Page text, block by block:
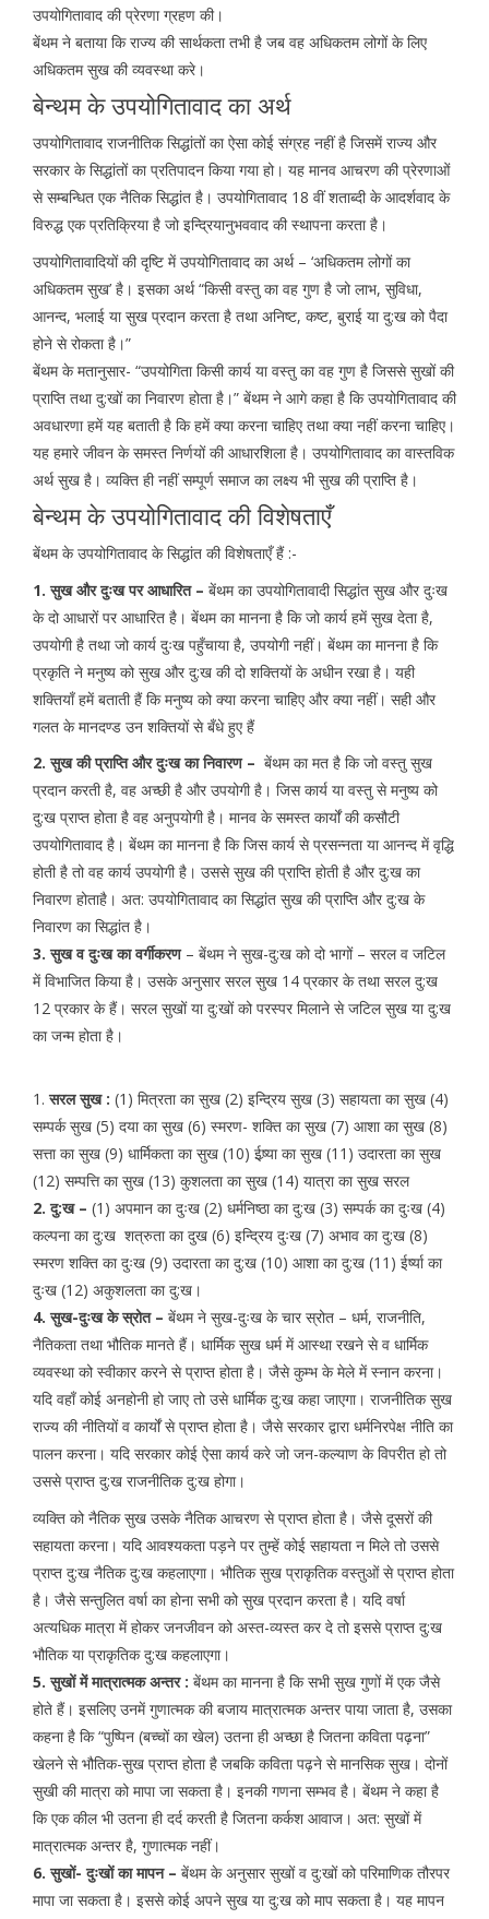
उपयोगितावाद की प्रेरणा ग्रहण की।
बेंथम ने बताया कि राज्य की सार्थकता तभी है जब वह अधिकतम लोगों के लिए
अधिकतम सुख की व्यवस्था करे।
बेन्थम के उपयोगितावाद का अर्थ
उपयोगितावाद राजनीतिक सिद्धांतों का ऐसा कोई संग्रह नहीं है जिसमें राज्य और
सरकार के सिद्धांतों का प्रतिपादन किया गया हो। यह मानव आचरण की प्रेरणाओं
से सम्बन्धित एक नैतिक सिद्धांत है। उपयोगितावाद 18 वीं शताब्दी के आदर्शवाद के
विरुद्ध एक प्रतिक्रिया है जो इन्द्रियानुभववाद की स्थापना करता है।
उपयोगितावादियों की दृष्टि में उपयोगितावाद का अर्थ – ‘अधिकतम लोगों का
अधिकतम सुख’ है। इसका अर्थ “किसी वस्तु का वह गुण है जो लाभ, सुविधा,
आनन्द, भलाई या सुख प्रदान करता है तथा अनिष्ट, कष्ट, बुराई या दु:ख को पैदा
होने से रोकता है।”
बेंथम के मतानुसार- “उपयोगिता किसी कार्य या वस्तु का वह गुण है जिससे सुखों की
प्राप्ति तथा दु:खों का निवारण होता है।” बेंथम ने आगे कहा है कि उपयोगितावाद की
अवधारणा हमें यह बताती है कि हमें क्या करना चाहिए तथा क्या नहीं करना चाहिए।
यह हमारे जीवन के समस्त निर्णयों की आधारशिला है। उपयोगितावाद का वास्तविक
अर्थ सुख है। व्यक्ति ही नहीं सम्पूर्ण समाज का लक्ष्य भी सुख की प्राप्ति है।
बेन्थम के उपयोगितावाद की विशेषताएँ
बेंथम के उपयोगितावाद के सिद्धांत की विशेषताएँ हैं :-
1. सुख और दुःख पर आधारित – बेंथम का उपयोगितावादी सिद्धांत सुख और दुःख
के दो आधारों पर आधारित है। बेंथम का मानना है कि जो कार्य हमें सुख देता है,
उपयोगी है तथा जो कार्य दुःख पहुँचाया है, उपयोगी नहीं। बेंथम का मानना है कि
प्रकृति ने मनुष्य को सुख और दु:ख की दो शक्तियों के अधीन रखा है। यही
शक्तियाँ हमें बताती हैं कि मनुष्य को क्या करना चाहिए और क्या नहीं। सही और
गलत के मानदण्ड उन शक्तियों से बँधे हुए हैं
2. सुख की प्राप्ति और दुःख का निवारण – बेंथम का मत है कि जो वस्तु सुख
प्रदान करती है, वह अच्छी है और उपयोगी है। जिस कार्य या वस्तु से मनुष्य को
दु:ख प्राप्त होता है वह अनुपयोगी है। मानव के समस्त कार्यों की कसौटी
उपयोगितावाद है। बेंथम का मानना है कि जिस कार्य से प्रसन्नता या आनन्द में वृद्धि
होती है तो वह कार्य उपयोगी है। उससे सुख की प्राप्ति होती है और दु:ख का
निवारण होताहै। अत: उपयोगितावाद का सिद्धांत सुख की प्राप्ति और दु:ख के
निवारण का सिद्धांत है।
3. सुख व दुःख का वर्गीकरण– बेंथम ने सुख-दु:ख को दो भागों – सरल व जटिल
में विभाजित किया है। उसके अनुसार सरल सुख 14 प्रकार के तथा सरल दु:ख
12 प्रकार के हैं। सरल सुखों या दु:खों को परस्पर मिलाने से जटिल सुख या दु:ख
का जन्म होता है।
1.सरल सुख : (1) मित्रता का सुख (2) इन्द्रिय सुख (3) सहायता का सुख (4)
सम्पर्क सुख (5) दया का सुख (6) स्मरण- शक्ति का सुख (7) आशा का सुख (8)
सत्ता का सुख (9) धार्मिकता का सुख (10) ईष्र्या का सुख (11) उदारता का सुख
(12) सम्पत्ति का सुख (13) कुशलता का सुख (14) यात्रा का सुख सरल
2. दु:ख – (1) अपमान का दुःख (2) धर्मनिष्ठा का दु:ख (3) सम्पर्क का दुःख (4)
कल्पना का दु:ख शत्रुता का दुख (6) इन्द्रिय दुःख (7) अभाव का दु:ख (8)
स्मरण शक्ति का दुःख (9) उदारता का दु:ख (10) आशा का दु:ख (11) ईर्ष्या का
दुःख (12) अकुशलता का दु:ख।
4. सुख-दुःख के स्रोत – बेंथम ने सुख-दुःख के चार स्रोत – धर्म, राजनीति,
नैतिकता तथा भौतिक मानते हैं। धार्मिक सुख धर्म में आस्था रखने से व धार्मिक
व्यवस्था को स्वीकार करने से प्राप्त होता है। जैसे कुम्भ के मेले में स्नान करना।
यदि वहाँ कोई अनहोनी हो जाए तो उसे धार्मिक दु:ख कहा जाएगा। राजनीतिक सुख
राज्य की नीतियों व कार्यों से प्राप्त होता है। जैसे सरकार द्वारा धर्मनिरपेक्ष नीति का
पालन करना। यदि सरकार कोई ऐसा कार्य करे जो जन-कल्याण के विपरीत हो तो
उससे प्राप्त दु:ख राजनीतिक दु:ख होगा।
व्यक्ति को नैतिक सुख उसके नैतिक आचरण से प्राप्त होता है। जैसे दूसरों की
सहायता करना। यदि आवश्यकता पड़ने पर तुम्हें कोई सहायता न मिले तो उससे
प्राप्त दु:ख नैतिक दु:ख कहलाएगा। भौतिक सुख प्राकृतिक वस्तुओं से प्राप्त होता
है। जैसे सन्तुलित वर्षा का होना सभी को सुख प्रदान करता है। यदि वर्षा
अत्यधिक मात्रा में होकर जनजीवन को अस्त-व्यस्त कर दे तो इससे प्राप्त दु:ख
भौतिक या प्राकृतिक दु:ख कहलाएगा।
5. सुखों में मात्रात्मक अन्तर : बेंथम का मानना है कि सभी सुख गुणों में एक जैसे
होते हैं। इसलिए उनमें गुणात्मक की बजाय मात्रात्मक अन्तर पाया जाता है, उसका
कहना है कि “पुष्पिन (बच्चों का खेल) उतना ही अच्छा है जितना कविता पढ़ना”
खेलने से भौतिक-सुख प्राप्त होता है जबकि कविता पढ़ने से मानसिक सुख। दोनों
सुखी की मात्रा को मापा जा सकता है। इनकी गणना सम्भव है। बेंथम ने कहा है
कि एक कील भी उतना ही दर्द करती है जितना कर्कश आवाज। अत: सुखों में
मात्रात्मक अन्तर है, गुणात्मक नहीं।
6. सुखों- दुःखों का मापन – बेंथम के अनुसार सुखों व दु:खों को परिमाणिक तौरपर
मापा जा सकता है। इससे कोई अपने सुख या दु:ख को माप सकता है। यह मापन